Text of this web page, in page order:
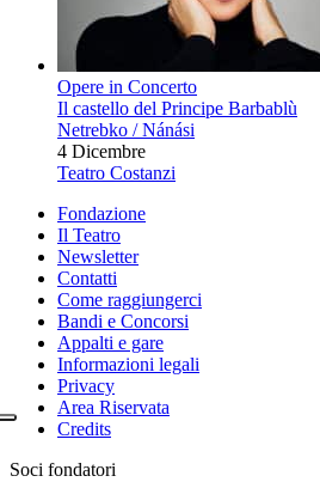
Opere in Concerto
Il castello del Principe Barbablù
Netrebko / Nánási
4 Dicembre
Teatro Costanzi
Fondazione
Il Teatro
Newsletter
Contatti
Come raggiungerci
Bandi e Concorsi
Appalti e gare
Informazioni legali
Privacy
Area Riservata
Credits
Soci fondatori